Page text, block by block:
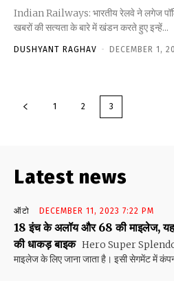
Indian Railways: भारतीय रेलवे ने लगेज
खबरों की सत्यता के बारे में खंडन करते हुए इन्‍हें...
DUSHYANT RAGHAV - DECEMBER 1,
1 2 3
Latest news
ऑटो DECEMBER 11, 2023 7:22 PM
18 इंच के अलॉय और 68 की माइलेज,
की धाकड़ बाइक Hero Super Splendor
माइलेज के लिए जाना जाता है। इसी सेगमेंट में